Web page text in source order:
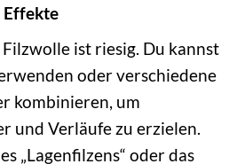
Effekte
ist riesig. Du kannst
oder verschiedene
kombinieren, um
und Verläufe zu erzielen.
„Lagenfilzens“ oder das